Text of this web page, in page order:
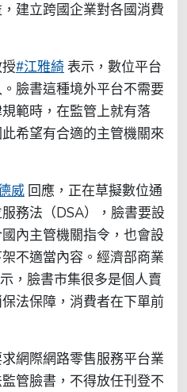
建立跨國企業對各國消費
#江雅綺 表示，數位平台
臉書這種境外平台不需要
範時，在監管上就有落
希望有合適的主管機關來
威 回應，正在草擬數位通
務法（DSA），臉書要設
內主管機關指令，也會設
不適當內容。經濟部商業
，臉書市集很多是個人賣
法保障，消費者在下單前
網際網路零售服務平台業
管臉書，不得放任刊登不